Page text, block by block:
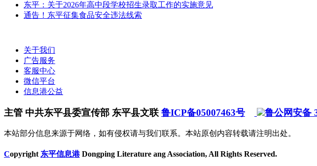
东平：关于2026年高中段学校招生录取工作的实施意见
通告！东平征集食品安全违法线索
关于我们
广告服务
客服中心
微信平台
信息港公益
主管 中共东平县委宣传部 东平县文联 鲁ICP备05007463号 鲁公网安备
本站部分信息来源于网络，如有侵权请与我们联系。本站原创内容转载请注明出处。
Copyright 东平信息港Dongping Literature ang Association, All Rights Reserved.